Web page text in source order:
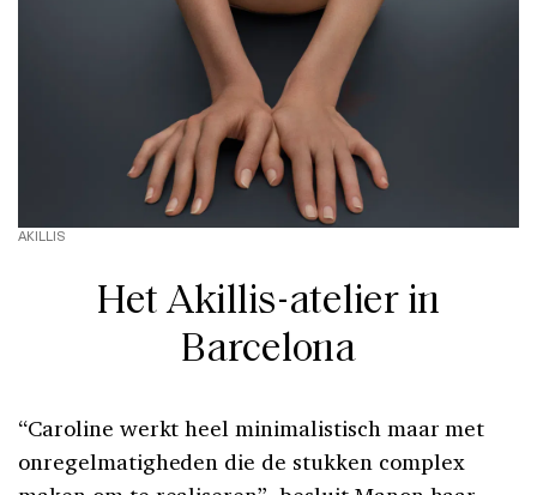
AKILLIS
Het Akillis-atelier in
Barcelona
“Caroline werkt heel minimalistisch maar met
onregelmatigheden die de stukken complex